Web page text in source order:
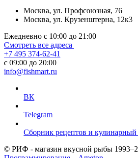
Москва, ул. Профсоюзная, 76
Москва, ул. Крузенштерна, 12к3
Ежедневно с 10:00 до 21:00
Смотреть все адреса
+7 495 374-62-41
c 09:00 до 20:00
info@fishmart.ru
ВК
Telegram
Сборник рецептов и кулинарный
© РИФ - магазин вкусной рыбы